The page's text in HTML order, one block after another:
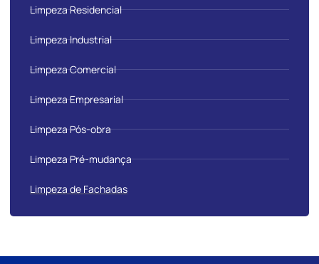
Limpeza Residencial
Limpeza Industrial
Limpeza Comercial
Limpeza Empresarial
Limpeza Pós-obra
Limpeza Pré-mudança
Limpeza de Fachadas